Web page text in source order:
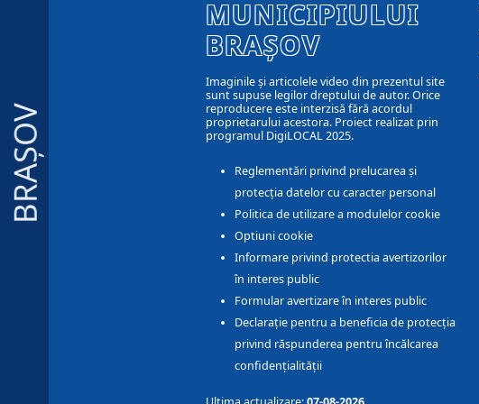
BRAȘOV
MUNICIPIULUI
BRAȘOV
Imaginile și articolele video din prezentul site
sunt supuse legilor dreptului de autor. Orice
reproducere este interzisă fără acordul
proprietarului acestora. Proiect realizat prin
programul DigiLOCAL 2025.
Reglementări privind prelucarea și
protecția datelor cu caracter personal
Politica de utilizare a modulelor cookie
Optiuni cookie
Informare privind protectia avertizorilor
în interes public
Formular avertizare în interes public
Declarație pentru a beneficia de protecția
privind răspunderea pentru încălcarea
confidențialității